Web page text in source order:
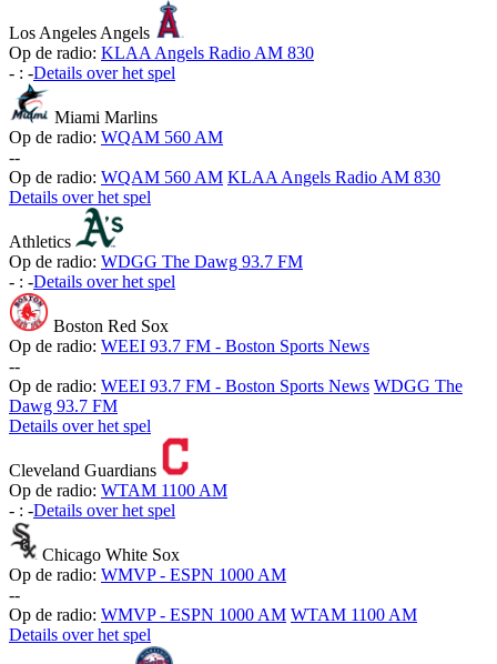
Los Angeles Angels
Op de radio: KLAA Angels Radio AM 830
- : -Details over het spel
Miami Marlins
Op de radio: WQAM 560 AM
--
Op de radio: WQAM 560 AM KLAA Angels Radio AM 830
Details over het spel
Athletics
Op de radio: WDGG The Dawg 93.7 FM
- : -Details over het spel
Boston Red Sox
Op de radio: WEEI 93.7 FM - Boston Sports News
--
Op de radio: WEEI 93.7 FM - Boston Sports News WDGG The
Dawg 93.7 FM
Details over het spel
Cleveland Guardians
Op de radio: WTAM 1100 AM
- : -Details over het spel
Chicago White Sox
Op de radio: WMVP - ESPN 1000 AM
--
Op de radio: WMVP - ESPN 1000 AM WTAM 1100 AM
Details over het spel